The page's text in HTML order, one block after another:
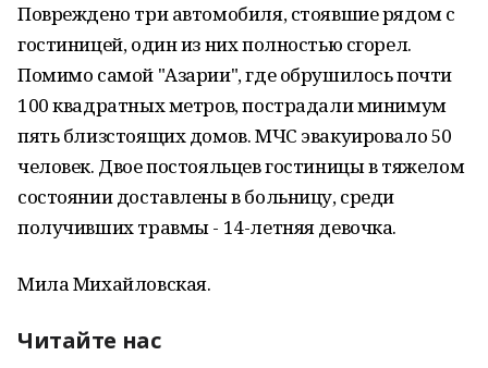
Повреждено три автомобиля, стоявшие рядом с
гостиницей, один из них полностью сгорел.
Помимо самой "Азарии", где обрушилось почти
100 квадратных метров, пострадали минимум
пять близстоящих домов. МЧС эвакуировало 50
человек. Двое постояльцев гостиницы в тяжелом
состоянии доставлены в больницу, среди
получивших травмы - 14-летняя девочка.
Мила Михайловская.
Читайте нас